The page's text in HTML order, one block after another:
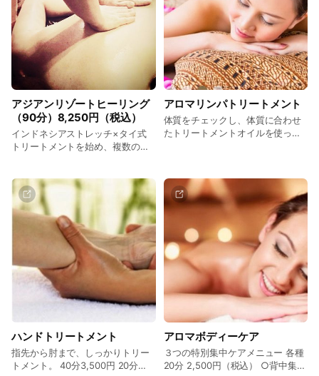
アジアンリゾートヒーリング
（90分）8,250円（税込）
インドネシアストレッチ×タイ式
トリートメントを始め、複数の手
て頂けるトリートメントです。
アロマリンパトリートメント
体質をチェックし、体質に合わせ
たトリートメントオイルを使った
込）
ハンドトリートメント
指先から肘まで、しっかりトリー
トメント。 40分3,500円 20分
アロマボディーケア
３つの特別集中ケアメニュー 各種
20分 2,500円（税込） ○背中集中